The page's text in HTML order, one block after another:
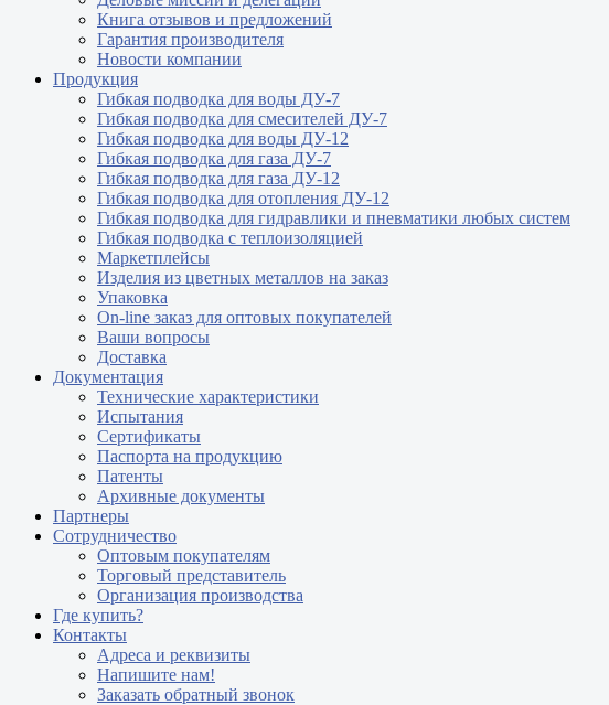
Книга отзывов и предложений
Гарантия производителя
Новости компании
Продукция
Гибкая подводка для воды ДУ-7
Гибкая подводка для смесителей ДУ-7
Гибкая подводка для воды ДУ-12
Гибкая подводка для газа ДУ-7
Гибкая подводка для газа ДУ-12
Гибкая подводка для отопления ДУ-12
Гибкая подводка для гидравлики и пневматики любых систем
Гибкая подводка с теплоизоляцией
Маркетплейсы
Изделия из цветных металлов на заказ
Упаковка
On-line заказ для оптовых покупателей
Ваши вопросы
Доставка
Документация
Технические характеристики
Испытания
Сертификаты
Паспорта на продукцию
Патенты
Архивные документы
Партнеры
Сотрудничество
Оптовым покупателям
Торговый представитель
Организация производства
Где купить?
Контакты
Адреса и реквизиты
Напишите нам!
Заказать обратный звонок